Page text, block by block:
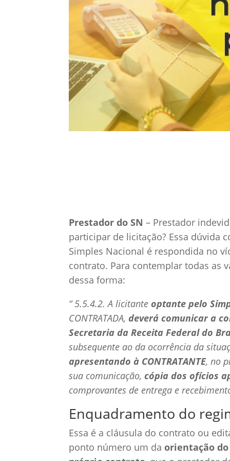
Prestador do SN – Prestador
participar de licitação? Essa dúvida
Simples Nacional é respondida no
contrato. Para contemplar todas as
dessa forma:
“ 5.5.4.2. A licitanteoptante pelo
CONTRATADA,deverá comunicar a
Secretaria da Receita Federal do
subsequente ao da ocorrência da
apresentando à CONTRATANTE, no
sua comunicação,cópia dos ofícios
comprovantes de entrega e
Enquadramento do
Essa é a cláusula do contrato ou
ponto número um daorientação